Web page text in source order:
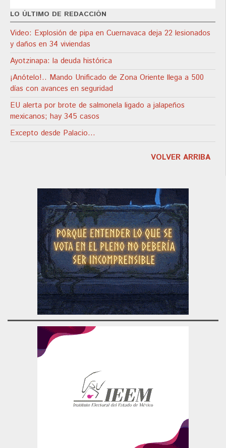
LO ÚLTIMO DE REDACCIÓN
Video: Explosión de pipa en Cuernavaca deja 22 lesionados
y daños en 34 viviendas
Ayotzinapa: la deuda histórica
¡Anótelo!.. Mando Unificado de Zona Oriente llega a 500
días con avances en seguridad
EU alerta por brote de salmonela ligado a jalapeños
mexicanos; hay 345 casos
Excepto desde Palacio…
VOLVER ARRIBA